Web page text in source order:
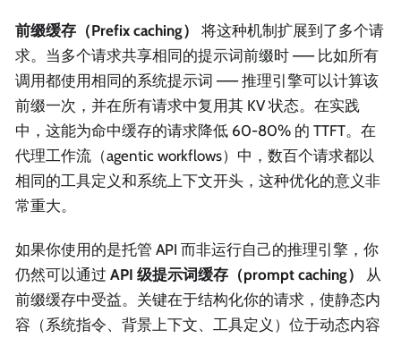
前缀缓存（Prefix caching）
将这种机制扩展到了多个请
求。当多个请求共享相同的提示词前缀时 —— 比如所有
调用都使用相同的系统提示词 —— 推理引擎可以计算该
前缀一次，并在所有请求中复用其 KV 状态。在实践
中，这能为命中缓存的请求降低 60-80% 的 TTFT。在
代理工作流（agentic workflows）中，数百个请求都以
相同的工具定义和系统上下文开头，这种优化的意义非
常重大。
如果你使用的是托管 API 而非运行自己的推理引擎，你
仍然可以通过 API 级提示词缓存（prompt caching）
从
前缀缓存中受益。关键在于结构化你的请求，使静态内
容（系统指令、背景上下文、工具定义）位于动态内容